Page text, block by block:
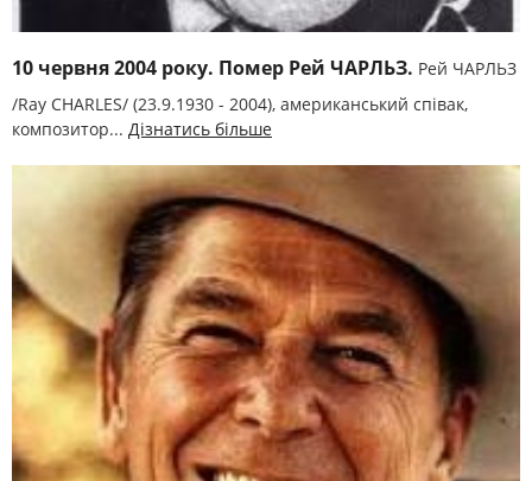
10 червня 2004 року. Помер Рей ЧАРЛЬЗ. Рей ЧАРЛЬЗ
/Ray CHARLES/ (23.9.1930 - 2004), американський співак,
композитор... Дізнатись більше